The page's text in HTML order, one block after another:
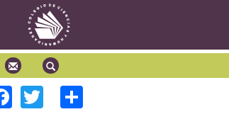
F
ac
T
wi